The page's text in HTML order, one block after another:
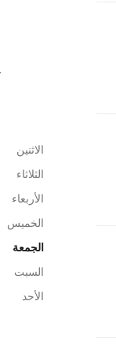
الاثنين
الثلاثاء
الأربعاء
الخميس
الجمعة
السبت
الأحد